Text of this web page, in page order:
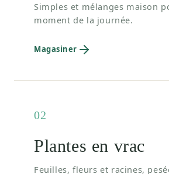
Simples et mélanges maison
moment de la journée.
Magasiner
02
Plantes en vrac
Feuilles, fleurs et racines,